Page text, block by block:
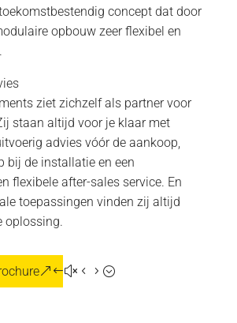
concept dat door
opbouw zeer flexibel en
ziet zichzelf als partner voor
staan altijd voor je klaar met
advies vóór de aankoop,
bij de installatie en een
flexibele after-sales service. En
toepassingen vinden zij altijd
oplossing.